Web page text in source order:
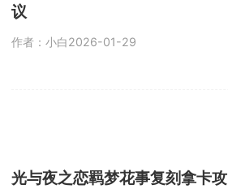
议
作者：小白2026-01-29
光与夜之恋羁梦花事复刻拿卡攻